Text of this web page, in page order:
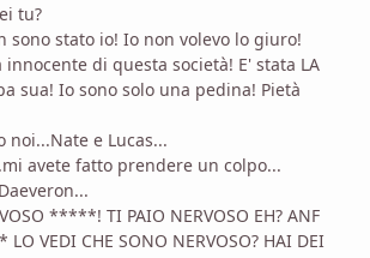
tu?
sono stato io! Io non volevo lo giuro!
di questa società! E' stata LA
sua! Io sono solo una pedina! Pietà
noi...Nate e Lucas...
avete fatto prendere un colpo...
*****! TI PAIO NERVOSO EH? ANF
VEDI CHE SONO NERVOSO? HAI DEI